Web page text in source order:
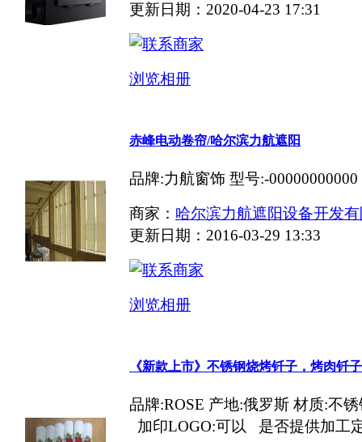
更新日期：2020-04-23 17:31
浏览相册
赤峰电动卷帘/哈尔滨力航遮阳
品牌:力航窗饰 型号:-00000000000
商家： 哈尔滨力航遮阳设备开发
更新日期：2016-03-29 13:33
浏览相册
《新款上市》不锈钢烧烤钎子，烤肉钎子
品牌:ROSE 产地:俄罗斯 材质:不
加印LOGO:可以 是否提供加工